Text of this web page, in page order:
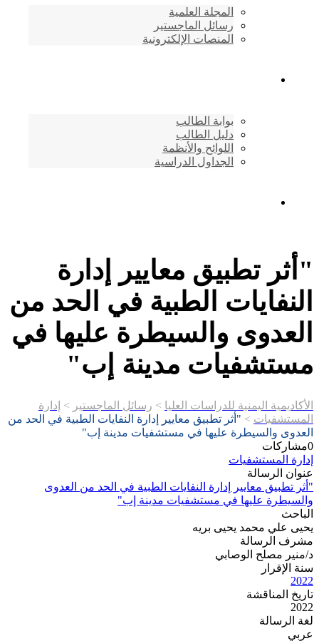
المجلة العلمية
رسائل الماجستير
المنصات الإلكترونية
بوابة الطالب
دليل الطالب
اللوائح والأنظمة
الجداول الدراسية
"أثر تطبيق معايير إدارة
النفايات الطبية في الحد من
العدوى والسيطرة عليها في
مستشفيات مدينة إب"
الأكاديمية اليمنية للدراسات العليا > رسائل الماجستير > إدارة
المستشفيات > "أثر تطبيق معايير إدارة النفايات الطبية في الحد من
العدوى والسيطرة عليها في مستشفيات مدينة إب"
0مشاركات
إدارة المستشفيات
عنوان الرسالة
"أثر تطبيق معايير إدارة النفايات الطبية في الحد من العدوى
والسيطرة عليها في مستشفيات مدينة إب"
الباحث
يحيى علي محمد يحيى بريه
مشرف الرسالة
د/منير مصلح الوصابي
سنة الإقرار
2022
تاريخ المناقشة
2022
لغة الرسالة
عربي